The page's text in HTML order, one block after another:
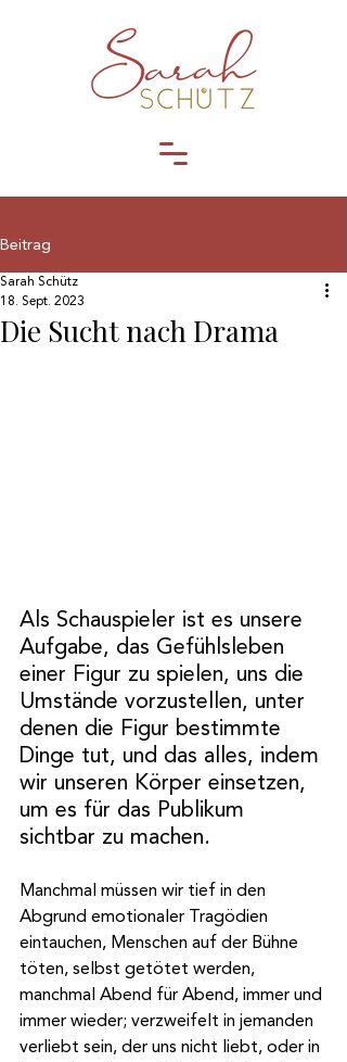
Beitrag
Die Sucht nach Drama
Sarah Schütz
18. Sept. 2023
Als Schauspieler ist es unsere
Aufgabe, das Gefühlsleben
einer Figur zu spielen, uns die
Umstände vorzustellen, unter
denen die Figur bestimmte
Dinge tut, und das alles, indem
wir unseren Körper einsetzen,
um es für das Publikum
sichtbar zu machen.
Manchmal müssen wir tief in den
Abgrund emotionaler Tragödien
eintauchen, Menschen auf der Bühne
töten, selbst getötet werden,
manchmal Abend für Abend, immer und
immer wieder; verzweifelt in jemanden
verliebt sein, der uns nicht liebt, oder in